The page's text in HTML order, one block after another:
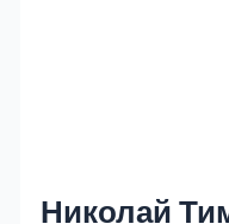
Николай